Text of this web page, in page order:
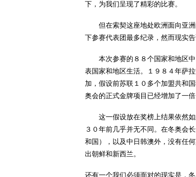
下，为我们呈现了精彩的比赛。
但在索契这座地处欧洲面向亚洲
下参赛代表团最多纪录，然而现实
本次参赛的８８个国家和地区中
表国家和地区生活。１９８４年萨
加，假设前苏联１０多个加盟共和
奥会的正式金牌项目已经增加了一倍
这一假设放在奖榜上结果依然如
３０年前几乎并无不同。在冬奥会
和国），以及中日韩澳外，没有任
出朝鲜和新西兰。
还有一个我们必须面对的现实是，